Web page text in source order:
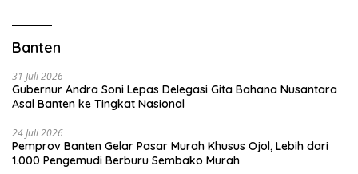
Banten
31 Juli 2026
Gubernur Andra Soni Lepas Delegasi Gita Bahana Nusantara
Asal Banten ke Tingkat Nasional
24 Juli 2026
Pemprov Banten Gelar Pasar Murah Khusus Ojol, Lebih dari
1.000 Pengemudi Berburu Sembako Murah